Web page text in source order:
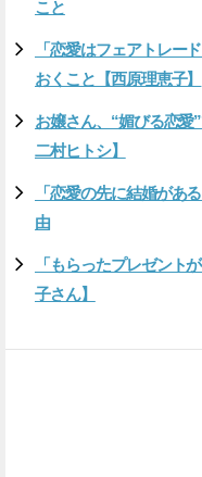
こと
「恋愛はフェアトレ
おくこと【西原理恵子】
お嬢さん、“媚びる恋愛
二村ヒトシ】
「恋愛の先に結婚があ
由
「もらったプレゼント
子さん】